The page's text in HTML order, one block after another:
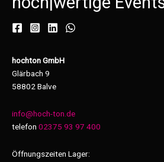
hochton GmbH
Glärbach 9
58802 Balve
info@hoch-ton.de
telefon 02375 93 97 400
Öffnungszeiten Lager: